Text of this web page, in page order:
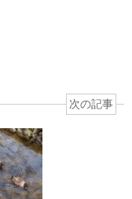
次の記事